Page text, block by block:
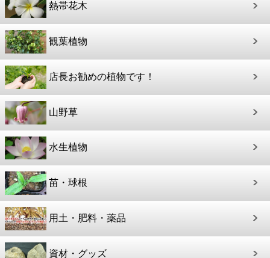
熱帯花木
観葉植物
店長お勧めの植物です！
山野草
水生植物
苗・球根
用土・肥料・薬品
資材・グッズ